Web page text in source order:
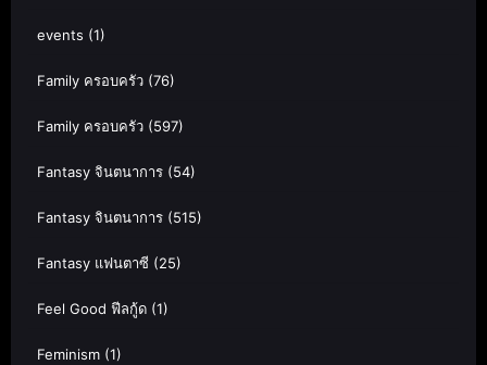
events (1)
Family ครอบครัว (76)
Family ครอบครัว (597)
Fantasy จินตนาการ (54)
Fantasy จินตนาการ (515)
Fantasy แฟนตาซี (25)
Feel Good ฟีลกู้ด (1)
Feminism (1)